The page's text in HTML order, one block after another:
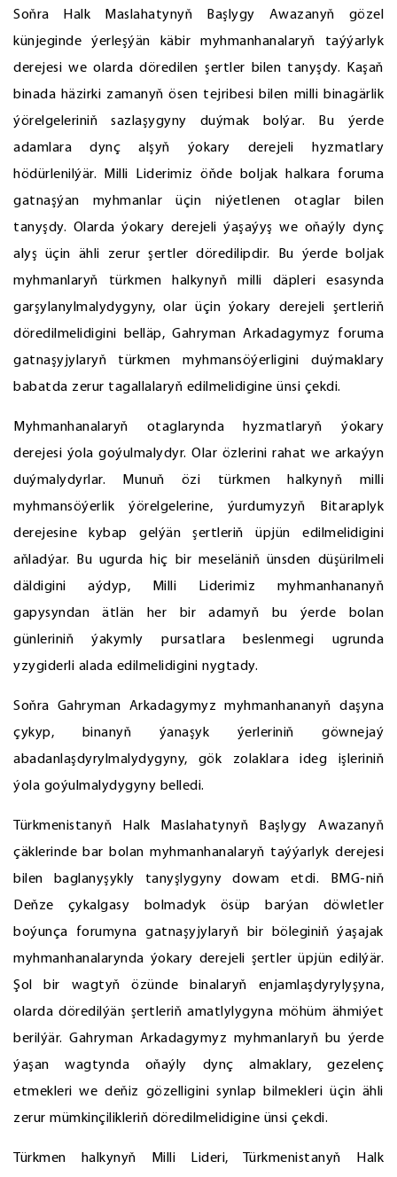
Soňra Halk Maslahatynyň Başlygy Awazanyň gözel
künjeginde ýerleşýän käbir myhmanhanalaryň taýýarlyk
derejesi we olarda döredilen şertler bilen tanyşdy. Kaşaň
binada häzirki zamanyň ösen tejribesi bilen milli binagärlik
ýörelgeleriniň sazlaşygyny duýmak bolýar. Bu ýerde
adamlara dynç alşyň ýokary derejeli hyzmatlary
hödürlenilýär. Milli Liderimiz öňde boljak halkara foruma
gatnaşýan myhmanlar üçin niýetlenen otaglar bilen
tanyşdy. Olarda ýokary derejeli ýaşaýyş we oňaýly dynç
alyş üçin ähli zerur şertler döredilipdir. Bu ýerde boljak
myhmanlaryň türkmen halkynyň milli däpleri esasynda
garşylanylmalydygyny, olar üçin ýokary derejeli şertleriň
döredilmelidigini belläp, Gahryman Arkadagymyz foruma
gatnaşyjylaryň türkmen myhmansöýerligini duýmaklary
babatda zerur tagallalaryň edilmelidigine ünsi çekdi.
Myhmanhanalaryň otaglarynda hyzmatlaryň ýokary
derejesi ýola goýulmalydyr. Olar özlerini rahat we arkaýyn
duýmalydyrlar. Munuň özi türkmen halkynyň milli
myhmansöýerlik ýörelgelerine, ýurdumyzyň Bitaraplyk
derejesine kybap gelýän şertleriň üpjün edilmelidigini
aňladýar. Bu ugurda hiç bir meseläniň ünsden düşürilmeli
däldigini aýdyp, Milli Liderimiz myhmanhananyň
gapysyndan ätlän her bir adamyň bu ýerde bolan
günleriniň ýakymly pursatlara beslenmegi ugrunda
yzygiderli alada edilmelidigini nygtady.
Soňra Gahryman Arkadagymyz myhmanhananyň daşyna
çykyp, binanyň ýanaşyk ýerleriniň göwnejaý
abadanlaşdyrylmalydygyny, gök zolaklara ideg işleriniň
ýola goýulmalydygyny belledi.
Türkmenistanyň Halk Maslahatynyň Başlygy Awazanyň
çäklerinde bar bolan myhmanhanalaryň taýýarlyk derejesi
bilen baglanyşykly tanyşlygyny dowam etdi. BMG-niň
Deňze çykalgasy bolmadyk ösüp barýan döwletler
boýunça forumyna gatnaşyjylaryň bir böleginiň ýaşajak
myhmanhanalarynda ýokary derejeli şertler üpjün edilýär.
Şol bir wagtyň özünde binalaryň enjamlaşdyrylyşyna,
olarda döredilýän şertleriň amatlylygyna möhüm ähmiýet
berilýär. Gahryman Arkadagymyz myhmanlaryň bu ýerde
ýaşan wagtynda oňaýly dynç almaklary, gezelenç
etmekleri we deňiz gözelligini synlap bilmekleri üçin ähli
zerur mümkinçilikleriň döredilmelidigine ünsi çekdi.
Türkmen halkynyň Milli Lideri, Türkmenistanyň Halk